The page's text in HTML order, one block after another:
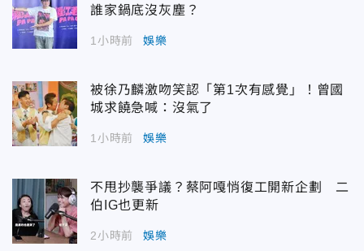
誰家鍋底沒灰塵？
1小時前 娛樂
被徐乃麟激吻笑認「第1次有感覺」！曾國
城求饒急喊：沒氣了
1小時前 娛樂
不甩抄襲爭議？蔡阿嘎悄復工開新企劃 二
伯IG也更新
2小時前 娛樂